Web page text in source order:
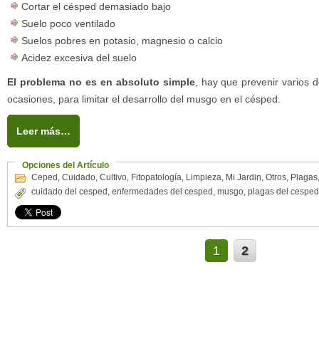
Cortar el césped demasiado bajo
Suelo poco ventilado
Suelos pobres en potasio, magnesio o calcio
Acidez excesiva del suelo
El problema no es en absoluto simple, hay que prevenir varios
ocasiones, para limitar el desarrollo del musgo en el césped.
Leer más…
Opciones del Artículo
Ceped , Cuidado, Cultivo, Fitopatología, Limpieza, Mi Jardin, Otros, Plagas
cuidado del cesped , enfermedades del cesped , musgo, plagas del cesped
1 2